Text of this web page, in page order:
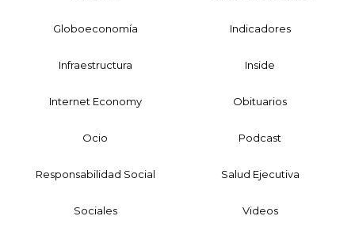
Globoeconomía Indicadores
Infraestructura Inside
Internet Economy Obituarios
Ocio Podcast
Responsabilidad Social Salud Ejecutiva
Sociales Videos